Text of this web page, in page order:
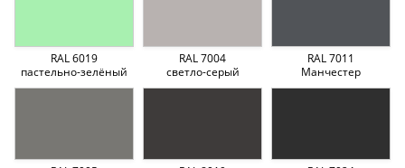
RAL 6019
пастельно-зелёный
RAL 7004
светло-серый
RAL 7011
Манчестер